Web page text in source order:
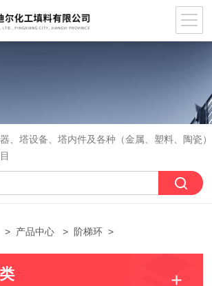
、塔设备、塔内件及各种（金属、塑料、陶瓷
> 产品中心 > 阶梯环 >